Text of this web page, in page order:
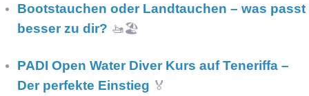
Bootstauchen oder Landtauchen – was passt
besser zu dir? 🚤🏖️
PADI Open Water Diver Kurs auf Teneriffa –
Der perfekte Einstieg 🏅